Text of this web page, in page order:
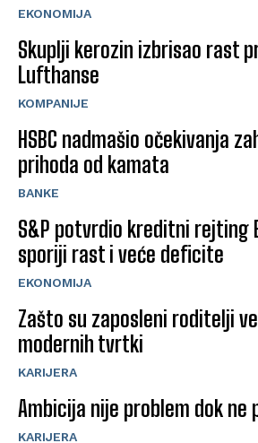
EKONOMIJA
Skuplji kerozin izbrisao rast
Lufthanse
KOMPANIJE
HSBC nadmašio očekivanja
prihoda od kamata
BANKE
S&P potvrdio kreditni rejting
sporiji rast i veće deficite
EKONOMIJA
Zašto su zaposleni roditelji
modernih tvrtki
KARIJERA
Ambicija nije problem dok ne
KARIJERA